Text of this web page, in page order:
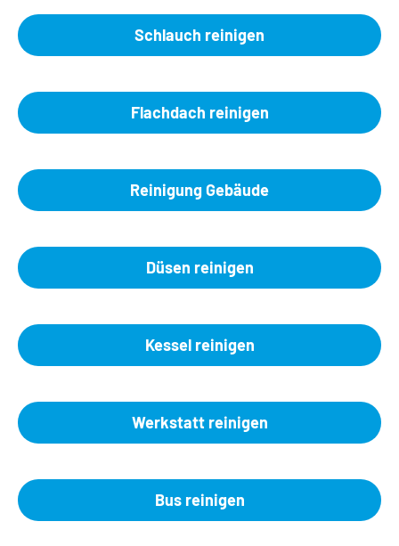
Schlauch reinigen
Flachdach reinigen
Reinigung Gebäude
Düsen reinigen
Kessel reinigen
Werkstatt reinigen
Bus reinigen